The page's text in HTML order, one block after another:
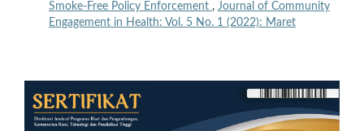
Smoke-Free Policy Enforcement , Journal of Community
Engagement in Health: Vol. 5 No. 1 (2022): Maret